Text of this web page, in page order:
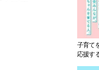
子育て
応援す